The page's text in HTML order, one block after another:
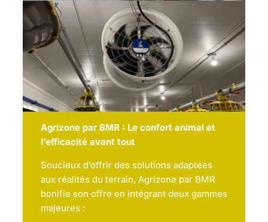
Agrizone par BMR : Le confort animal et
l’efficacité avant tout
Soucieux d’offrir des solutions adaptées
aux réalités du terrain, Agrizone par BMR
bonifie son offre en intégrant deux gammes
majeures :